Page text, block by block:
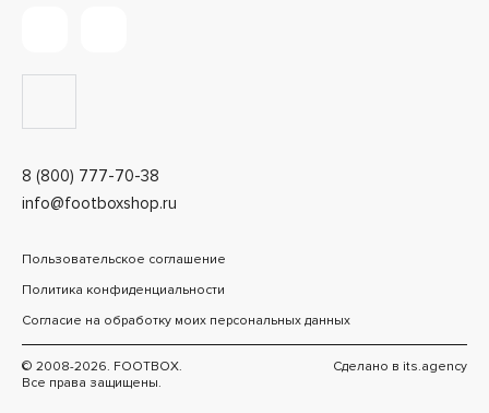
8 (800) 777-70-38
info@footboxshop.ru
Пользовательское соглашение
Политика конфиденциальности
Согласие на обработку моих персональных данных
© 2008-2026. FOOTBOX.
Все права защищены.
Сделано в its.agency